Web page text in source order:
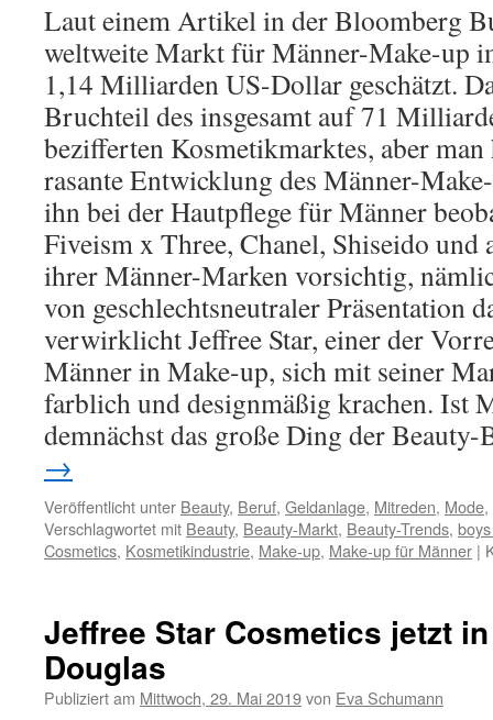
Laut einem Artikel in der Bloomberg
weltweite Markt für Männer-Make-up
1,14 Milliarden US-Dollar geschätzt.
Bruchteil des insgesamt auf 71
bezifferten Kosmetikmarktes, aber
rasante Entwicklung des Männer-
ihn bei der Hautpflege für Männer
Fiveism x Three, Chanel, Shiseido und
ihrer Männer-Marken vorsichtig,
von geschlechtsneutraler Präsentation
verwirklicht Jeffree Star, einer der
Männer in Make-up, sich mit seiner
farblich und designmäßig krachen. Ist
demnächst das große Ding der Beauty-
→
Veröffentlicht unter Beauty, Beruf, Geldanlage, Mitreden, Mode,
Verschlagwortet mit Beauty, Beauty-Markt, Beauty-Trends,
Cosmetics, Kosmetikindustrie, Make-up, Make-up für Männer |
Jeffree Star Cosmetics jetzt
Douglas
Publiziert am Mittwoch, 29. Mai 2019von Eva Schumann